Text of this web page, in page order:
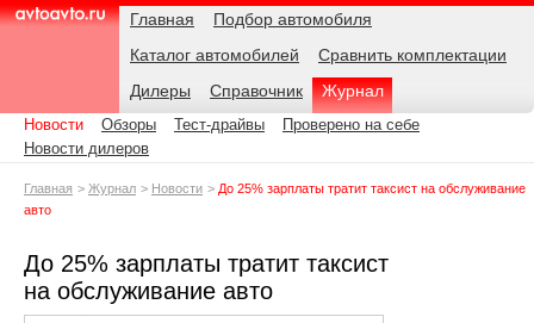
AvtoAvto.ru
Навигация Главная
Подбор автомобиля
Каталог автомобилей
Сравнить комплектации
Дилеры
Справочник Журнал
Подразделы
Новости Обзоры Тест-драйвы
Проверено на себе
Новости дилеров
Родительские
Главная Журнал Новости
До 25% зарплаты тратит таксист на обслуживание
авто
До 25% зарплаты тратит таксист
на обслуживание авто
Дата: